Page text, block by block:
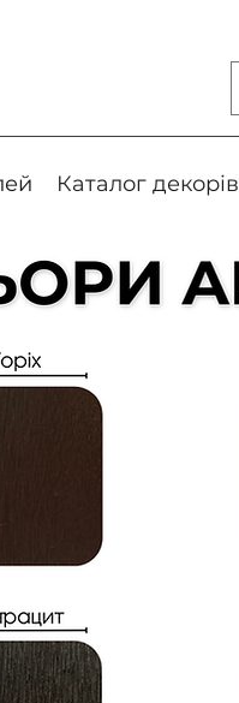
Каталог декорів